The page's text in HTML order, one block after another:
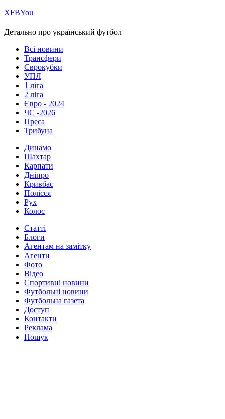
ХFBYou
Детально про український футбол
Всі новини
Трансфери
Єврокубки
УПЛ
1 ліга
2 ліга
Євро - 2024
ЧС -2026
Преса
Трибуна
Динамо
Шахтар
Карпати
Дніпро
Кривбас
Полісся
Рух
Колос
Статті
Блоги
Агентам на замітку
Агенти
Фото
Відео
Спортивні новини
Футбольні новини
Футбольна газета
Доступ
Контакти
Реклама
Пошук